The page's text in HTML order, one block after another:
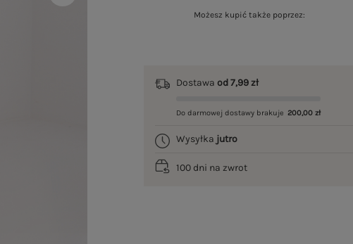
Możesz kupić także poprzez:
Dostawaod 7,99 zł
Do darmowej dostawy brakuje 200,00 zł
Wysyłka jutro
100 dni na zwrot